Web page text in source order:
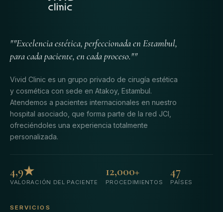
""Excelencia estética, perfeccionada en Estambul,
para cada paciente, en cada proceso.""
Vivid Clinic es un grupo privado de cirugía estética
y cosmética con sede en Atakoy, Estambul.
Atendemos a pacientes internacionales en nuestro
hospital asociado, que forma parte de la red JCI,
ofreciéndoles una experiencia totalmente
personalizada.
4,9★
VALORACIÓN DEL PACIENTE
12,000+
PROCEDIMIENTOS
47
PAÍSES
SERVICIOS